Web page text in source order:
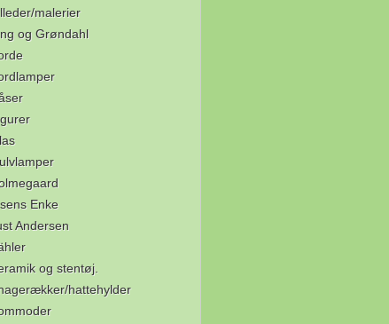
malerier
og Grøndahl
Enke
Andersen
og stentøj.
hattehylder